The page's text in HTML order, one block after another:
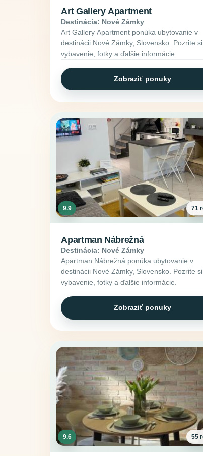
Art Gallery Apartment
Destinácia: Nové Zámky
Art Gallery Apartment ponúka ubytovanie v
destinácii Nové Zámky, Slovensko. Pozrite si
vybavenie, fotky a ďalšie informácie.
Zobraziť ponuky
9.9 71
Apartman Nábrežná
Destinácia: Nové Zámky
Apartman Nábrežná ponúka ubytovanie v
destinácii Nové Zámky, Slovensko. Pozrite si
vybavenie, fotky a ďalšie informácie.
Zobraziť ponuky
9.6 55